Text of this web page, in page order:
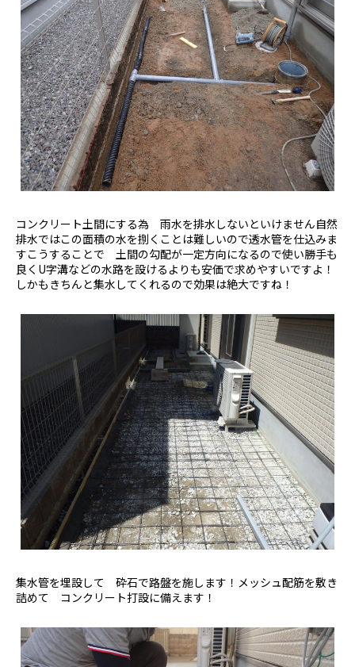
コンクリート土間にする為 雨水を排水しないといけません自然
排水ではこの面積の水を捌くことは難しいので透水管を仕込みま
すこうすることで 土間の勾配が一定方向になるので使い勝手も
良くU字溝などの水路を設けるよりも安価で求めやすいですよ！
しかもきちんと集水してくれるので効果は絶大ですね！
集水管を埋設して 砕石で路盤を施します！メッシュ配筋を敷き
詰めて コンクリート打設に備えます！